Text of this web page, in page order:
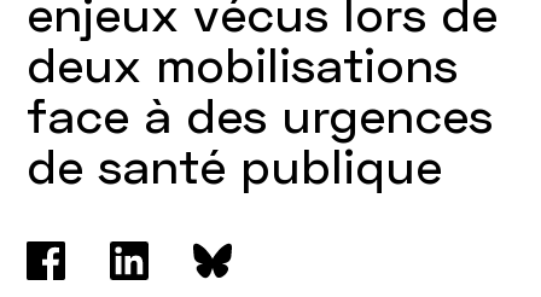
enjeux vécus lors de
deux mobilisations
face à des urgences
de santé publique